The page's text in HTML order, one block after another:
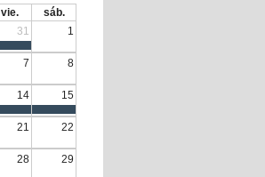
vie.
sáb.
31 1
7 8
14 15
21 22
28 29